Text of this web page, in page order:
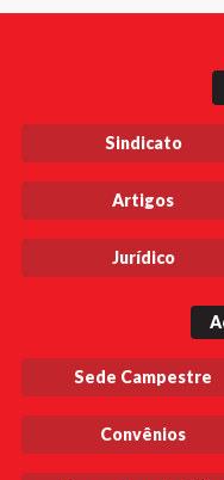
Sindicato
Artigos
Jurídico
Sede Campestre
Convênios